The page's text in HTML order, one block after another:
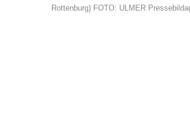
Rottenburg) FOTO: ULMER